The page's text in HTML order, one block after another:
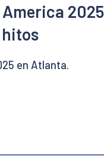
hitos
en Atlanta.